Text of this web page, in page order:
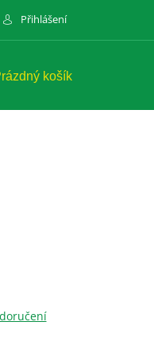
Přihlášení
košík